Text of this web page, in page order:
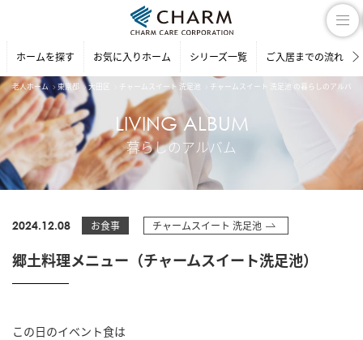
ホームを探す お気に入りホーム シリーズ一覧 ご入居までの流れ
老人ホーム 東京都 大田区 チャームスイート 洗足池 チャームスイート 洗足池 の暮らしのアルバム
LIVING ALBUM
暮らしのアルバム
2024.12.08 お食事 チャームスイート 洗足池
郷土料理メニュー（チャームスイート洗足池）
この日のイベント食は